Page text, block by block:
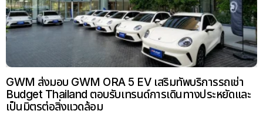
GWM ส่งมอบ GWM ORA 5 EV เสริมทัพบริการรถเช่า
Budget Thailand ตอบรับเทรนด์การเดินทางประหยัดและ
เป็นมิตรต่อสิ่งแวดล้อม